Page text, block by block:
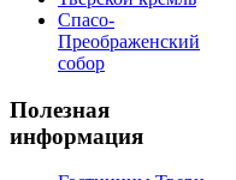
Спасо-
Преображенский
собор
Полезная
информация